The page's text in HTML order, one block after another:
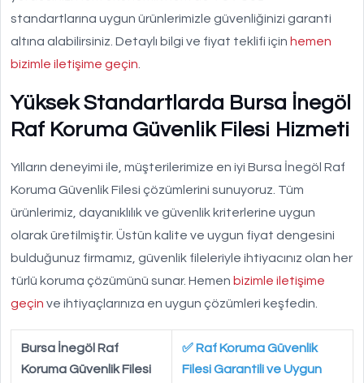
standartlarına uygun ürünlerimizle güvenliğinizi garanti
altına alabilirsiniz. Detaylı bilgi ve fiyat teklifi için hemen
bizimle iletişime geçin
Yüksek Standartlarda Bursa İnegöl
Raf Koruma Güvenlik Filesi Hizmeti
Yılların deneyimi ile, müşterilerimize en iyi Bursa İnegöl Raf
Koruma Güvenlik Filesi çözümlerini sunuyoruz. Tüm
ürünlerimiz, dayanıklılık ve güvenlik kriterlerine uygun
olarak üretilmiştir. Üstün kalite ve uygun fiyat dengesini
bulduğunuz firmamız, güvenlik fileleriyle ihtiyacınız olan her
türlü koruma çözümünü sunar. Hemen bizimle iletişime
geçin ve ihtiyaçlarınıza en uygun çözümleri keşfedin.
Bursa İnegöl Raf
Koruma Güvenlik Filesi
✅ Raf Koruma Güvenlik
Filesi Garantili ve Uygun